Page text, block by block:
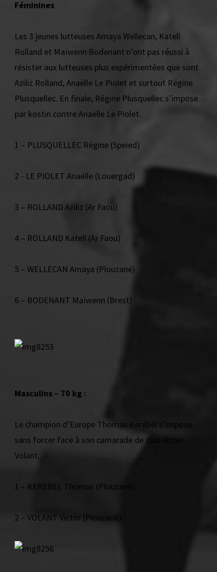
Féminines
Les 3 jeunes lutteuses Amaya Wellecan, Katell
Rolland et Maïwenn Bodenant n’ont pas réussi à
résister aux lutteuses plus expérimentées que sont
Aziliz Rolland, Anaëlle Le Piolet et surtout Régine
Plusquellec. En finale, Régine Plusquellec s’impose
par kostin contre Anaëlle Le Piolet.
1 – PLUSQUELLEC Régine (Speied)
2 - LE PIOLET Anaëlle (Louergad)
3 – ROLLAND Aziliz (Ar Faou)
4 – ROLLAND Katell (Ar Faou)
5 – WELLECAN Amaya (Plouzané)
6 – BODENANT Maïwenn (Brest)
Masculins – 70 kg :
Le champion d’Europe Thomas Kérébel s’impose
sans forcer face à son camarade de club Victor
Volant.
1 – KEREBEL Thomas (Plouzané)
2 – VOLANT Victor (Plouzané)